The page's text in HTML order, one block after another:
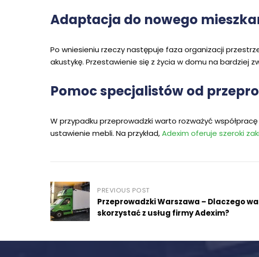
Adaptacja do nowego
Po wniesieniu rzeczy następuje faza organizacji
akustykę. Przestawienie się z życia w domu na bardziej
Pomoc specjalistów od
W przypadku przeprowadzki warto rozważyć
ustawienie mebli. Na przykład,Adexim oferuje szeroki
Post
navigation
PREVIOUS POST
Przeprowadzki Warszawa – Dlaczego
skorzystać z usług firmy Adexim?